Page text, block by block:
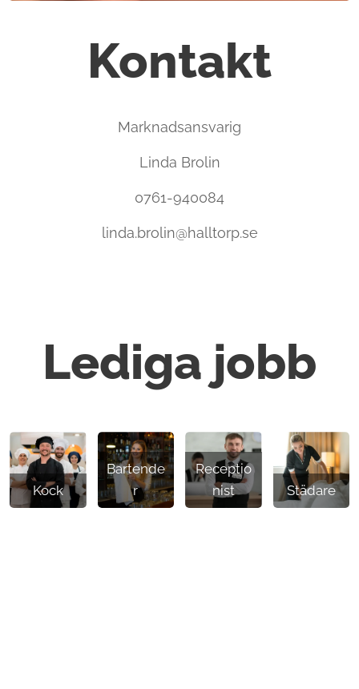
Kontakt
Marknadsansvarig
Linda Brolin
0761-940084
linda.brolin@halltorp.se
Lediga jobb
Kock
Bartende
r
Receptio
nist
Städare